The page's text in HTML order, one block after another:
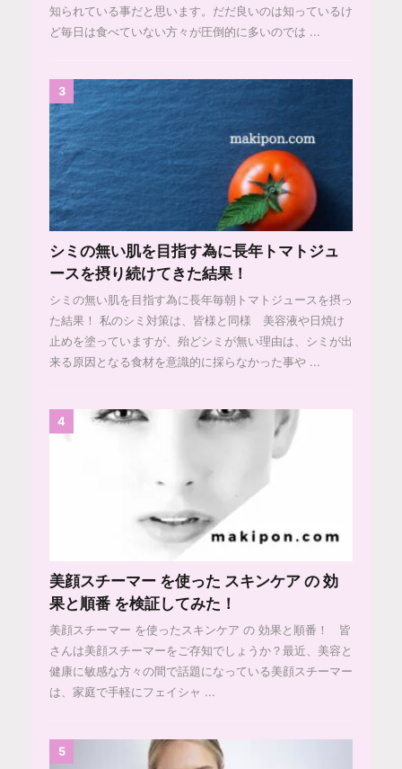
知られている事だと思います。だだ良いのは知っているけ
ど毎日は食べていない方々が圧倒的に多いのでは ...
3
シミの無い肌を目指す為に長年トマトジュ
ースを摂り続けてきた結果！
シミの無い肌を目指す為に長年毎朝トマトジュースを摂っ
た結果！ 私のシミ対策は、皆様と同様 美容液や日焼け
止めを塗っていますが、殆どシミが無い理由は、シミが出
来る原因となる食材を意識的に採らなかった事や ...
4
美顔スチーマー を使った スキンケア の 効
果と順番 を検証してみた！
美顔スチーマー を使ったスキンケア の 効果と順番！ 皆
さんは美顔スチーマーをご存知でしょうか？最近、美容と
健康に敏感な方々の間で話題になっている美顔スチーマー
は、家庭で手軽にフェイシャ ...
5